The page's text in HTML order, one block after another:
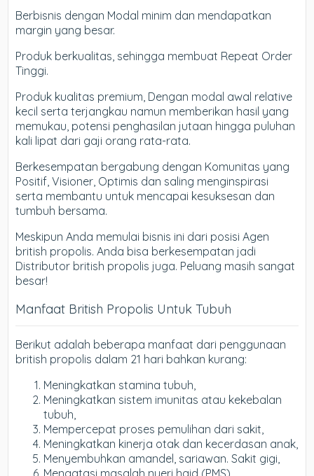
Berbisnis dengan Modal minim dan mendapatkan
margin yang besar.
Produk berkualitas, sehingga membuat Repeat Order
Tinggi.
Produk kualitas premium, Dengan modal awal relative
kecil serta terjangkau namun memberikan hasil yang
memukau, potensi penghasilan jutaan hingga puluhan
kali lipat dari gaji orang rata-rata.
Berkesempatan bergabung dengan Komunitas yang
Positif, Visioner, Optimis dan saling menginspirasi
serta membantu untuk mencapai kesuksesan dan
tumbuh bersama.
Meskipun Anda memulai bisnis ini dari posisi Agen
british propolis. Anda bisa berkesempatan jadi
Distributor british propolis juga. Peluang masih sangat
besar!
Manfaat British Propolis Untuk Tubuh
Berikut adalah beberapa manfaat dari penggunaan
british propolis dalam 21 hari bahkan kurang:
Meningkatkan stamina tubuh,
Meningkatkan sistem imunitas atau kekebalan
tubuh,
Mempercepat proses pemulihan dari sakit,
Meningkatkan kinerja otak dan kecerdasan anak,
Menyembuhkan amandel, sariawan. Sakit gigi,